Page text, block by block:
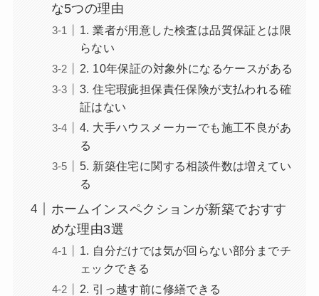
な5つの理由
1. 業者が用意した検査は品質保証とは限
らない
2. 10年保証の対象外になるケースがある
3. 住宅瑕疵担保責任保険が支払われる確
証はない
4. 大手ハウスメーカーでも施工不良があ
る
5. 新築住宅に関する相談件数は増えてい
る
ホームインスペクションが新築でおすす
めな理由3選
1. 自分だけでは気が回らない部分までチ
ェックできる
2. 引っ越す前に修繕できる